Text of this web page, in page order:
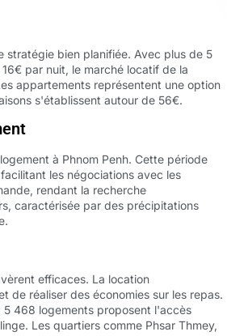
stratégie bien planifiée. Avec plus de 5
par nuit, le marché locatif de la
appartements représentent une option
s'établissent autour de 56€.
à Phnom Penh. Cette période
les négociations avec les
rendant la recherche
caractérisée par des précipitations
efficaces. La location
de réaliser des économies sur les repas.
468 logements proposent l'accès
Les quartiers comme Phsar Thmey,